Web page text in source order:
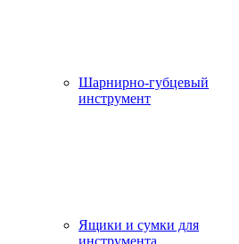
Шарнирно-губцевый
инструмент
Ящики и сумки для
инструмента